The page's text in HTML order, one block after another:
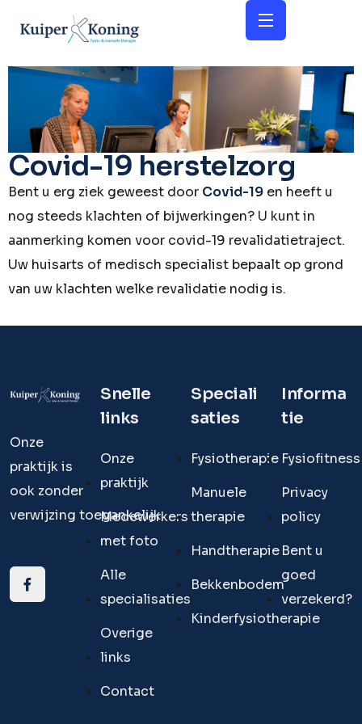
Covid-19 herstelzorg
Bent u erg ziek geweest door Covid-19 en heeft u
nog steeds klachten of bijwerkingen? U kunt in
aanmerking komen voor covid-19 revalidatietraject.
Uw huisarts of medisch specialist bepaalt op grond
van uw klachten welke revalidatie nodig is.
Onze
praktijk is
ook zonder
verwijzing toegankelijk.
Snelle
links
Onze
praktijk
Medewerkers
met foto
Alle
specialisaties
Overige
links
Contact
Speciali
saties
Fysiotherapie
Manuele
therapie
Handtherapie
Bekkenbodem
Kinderfysiotherapie
Informa
tie
Fysiofitness
Privacy
policy
Bent u
goed
verzekerd?